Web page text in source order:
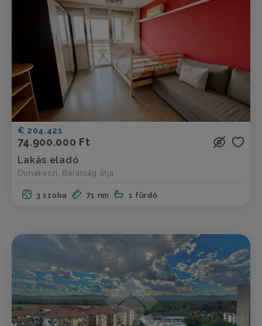
€ 204.421
74.900.000 Ft
Lakás eladó
Dunakeszi, Barátság útja
3 szoba 71 nm 1 fürdő